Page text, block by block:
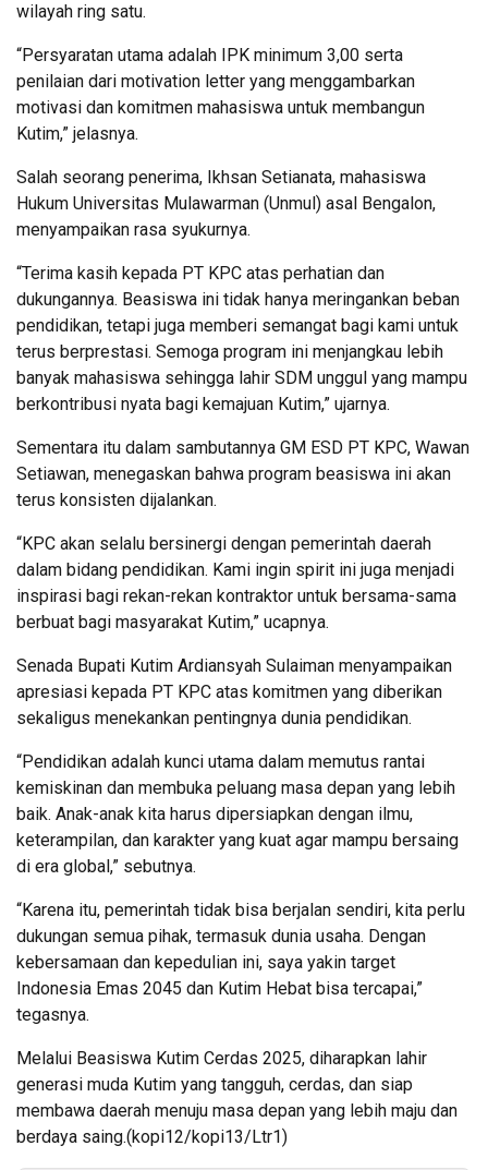
wilayah ring satu.
“Persyaratan utama adalah IPK minimum 3,00 serta
penilaian dari motivation letter yang menggambarkan
motivasi dan komitmen mahasiswa untuk membangun
Kutim,” jelasnya.
Salah seorang penerima, Ikhsan Setianata, mahasiswa
Hukum Universitas Mulawarman (Unmul) asal Bengalon,
menyampaikan rasa syukurnya.
“Terima kasih kepada PT KPC atas perhatian dan
dukungannya. Beasiswa ini tidak hanya meringankan beban
pendidikan, tetapi juga memberi semangat bagi kami untuk
terus berprestasi. Semoga program ini menjangkau lebih
banyak mahasiswa sehingga lahir SDM unggul yang mampu
berkontribusi nyata bagi kemajuan Kutim,” ujarnya.
Sementara itu dalam sambutannya GM ESD PT KPC, Wawan
Setiawan, menegaskan bahwa program beasiswa ini akan
terus konsisten dijalankan.
“KPC akan selalu bersinergi dengan pemerintah daerah
dalam bidang pendidikan. Kami ingin spirit ini juga menjadi
inspirasi bagi rekan-rekan kontraktor untuk bersama-sama
berbuat bagi masyarakat Kutim,” ucapnya.
Senada Bupati Kutim Ardiansyah Sulaiman menyampaikan
apresiasi kepada PT KPC atas komitmen yang diberikan
sekaligus menekankan pentingnya dunia pendidikan.
“Pendidikan adalah kunci utama dalam memutus rantai
kemiskinan dan membuka peluang masa depan yang lebih
baik. Anak-anak kita harus dipersiapkan dengan ilmu,
keterampilan, dan karakter yang kuat agar mampu bersaing
di era global,” sebutnya.
“Karena itu, pemerintah tidak bisa berjalan sendiri, kita perlu
dukungan semua pihak, termasuk dunia usaha. Dengan
kebersamaan dan kepedulian ini, saya yakin target
Indonesia Emas 2045 dan Kutim Hebat bisa tercapai,”
tegasnya.
Melalui Beasiswa Kutim Cerdas 2025, diharapkan lahir
generasi muda Kutim yang tangguh, cerdas, dan siap
membawa daerah menuju masa depan yang lebih maju dan
berdaya saing.(kopi12/kopi13/Ltr1)